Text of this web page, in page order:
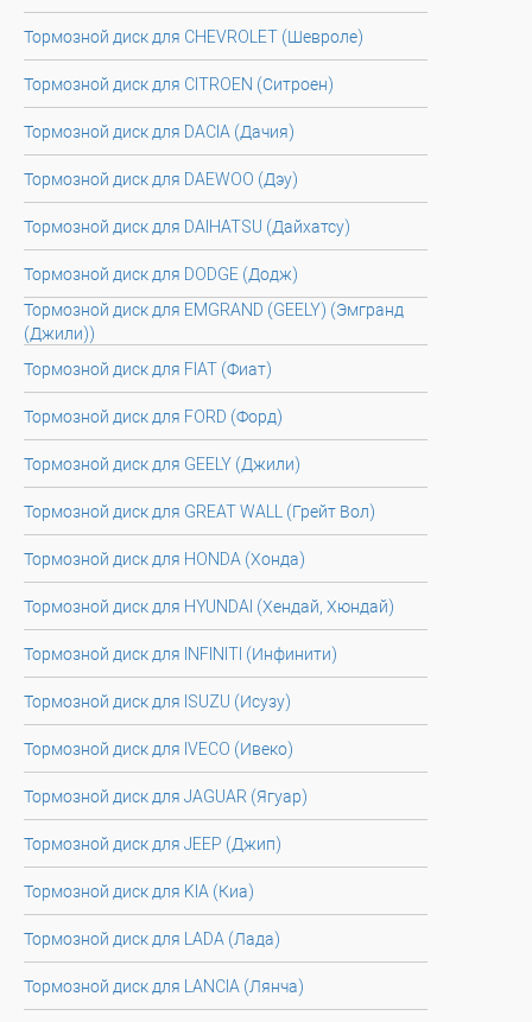
Тормозной диск для CHEVROLET (Шевроле)
Тормозной диск для CITROEN (Ситроен)
Тормозной диск для DACIA (Дачия)
Тормозной диск для DAEWOO (Дэу)
Тормозной диск для DAIHATSU (Дайхатсу)
Тормозной диск для DODGE (Додж)
Тормозной диск для EMGRAND (GEELY) (Эмгранд
(Джили))
Тормозной диск для FIAT (Фиат)
Тормозной диск для FORD (Форд)
Тормозной диск для GEELY (Джили)
Тормозной диск для GREAT WALL (Грейт Вол)
Тормозной диск для HONDA (Хонда)
Тормозной диск для HYUNDAI (Хендай, Хюндай)
Тормозной диск для INFINITI (Инфинити)
Тормозной диск для ISUZU (Исузу)
Тормозной диск для IVECO (Ивеко)
Тормозной диск для JAGUAR (Ягуар)
Тормозной диск для JEEP (Джип)
Тормозной диск для KIA (Киа)
Тормозной диск для LADA (Лада)
Тормозной диск для LANCIA (Лянча)